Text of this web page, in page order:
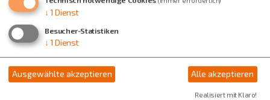
↓ 1 Dienst
Besucher-Statistiken
↓ 1 Dienst
Ausgewählte akzeptieren Alle akzeptieren
Realisiert mit Klaro!